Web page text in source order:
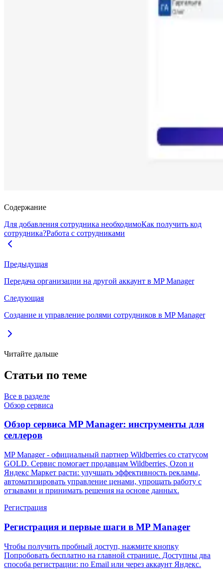
Содержание
Для добавления сотрудника необходимоКак получить код
сотрудника?Работа с сотрудниками
Предыдущая
Передача организации на другой аккаунт в MP Manager
Следующая
Создание и управление ролями сотрудников в MP Manager
Читайте дальше
Статьи по теме
Все в разделе
Обзор сервиса
Обзор сервиса MP Manager: инструменты для
селлеров
MP Manager - официальный партнер Wildberries со статусом
GOLD. Сервис помогает продавцам Wildberries, Ozon и
Яндекс Маркет расти: улучшать эффективность рекламы,
автоматизировать управление ценами, упрощать работу с
отзывами и принимать решения на основе данных.
Регистрация
Регистрация и первые шаги в MP Manager
Чтобы получить пробный доступ, нажмите кнопку
Попробовать бесплатно на главной странице. Доступны два
способа регистрации: по Email или через аккаунт Яндекс.